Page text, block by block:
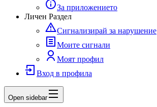
За приложението
Личен Раздел
Сигнализирай за нарушение
Моите сигнали
Моят профил
Вход в профила
Open sidebar